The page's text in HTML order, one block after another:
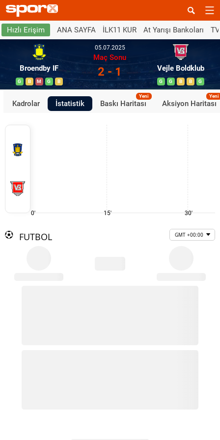
Hızlı Erişim ANA SAYFA İLK11 KUR At Yarışı Bankoları
Broendby IF
G B M G B
05.07.2025
Maç Sonu
2 - 1 Vejle Boldklub
G G B B G
Kadrolar İstatistik Baskı Haritası
Yeni
Aksiyon Haritası
Yeni
0' 15' 30'
FUTBOL GMT +00:00